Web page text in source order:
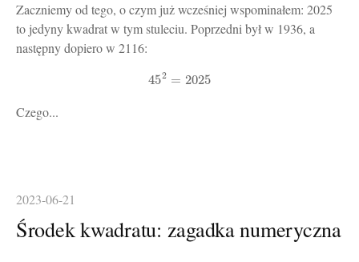
Zaczniemy od tego, o czym już wcześniej wspominałem: 2025
to jedyny kwadrat w tym stuleciu. Poprzedni był w 1936, a
następny dopiero w 2116:
452 = 2025
Czego...
2023-06-21
Środek kwadratu: zagadka numeryczna